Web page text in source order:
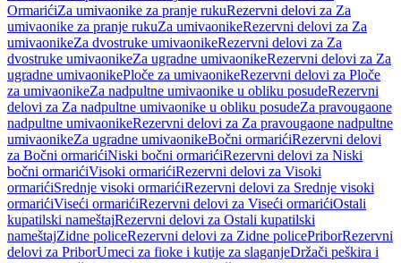
OrmarićiZa umivaonike za pranje rukuRezervni delovi za Za
umivaonike za pranje rukuZa umivaonikeRezervni delovi za Za
umivaonikeZa dvostruke umivaonikeRezervni delovi za Za
dvostruke umivaonikeZa ugradne umivaonikeRezervni delovi za Za
ugradne umivaonikePloče za umivaonikeRezervni delovi za Ploče
za umivaonikeZa nadpultne umivaonike u obliku posudeRezervni
delovi za Za nadpultne umivaonike u obliku posudeZa pravougaone
nadpultne umivaonikeRezervni delovi za Za pravougaone nadpultne
umivaonikeZa ugradne umivaonikeBočni ormarićiRezervni delovi
za Bočni ormarićiNiski bočni ormarićiRezervni delovi za Niski
bočni ormarićiVisoki ormarićiRezervni delovi za Visoki
ormarićiSrednje visoki ormarićiRezervni delovi za Srednje visoki
ormarićiViseći ormarićiRezervni delovi za Viseći ormarićiOstali
kupatilski nameštajRezervni delovi za Ostali kupatilski
nameštajZidne policeRezervni delovi za Zidne policePriborRezervni
delovi za PriborUmeci za fioke i kutije za slaganjeDržači peškira i